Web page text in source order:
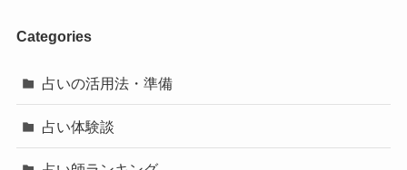
Categories
占いの活用法・準備
占い体験談